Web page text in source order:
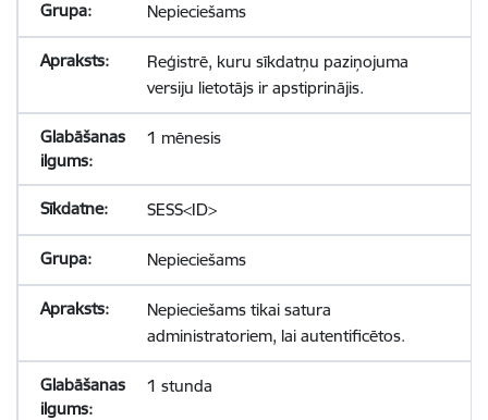
Nepieciešams
Reģistrē, kuru sīkdatņu paziņojuma
versiju lietotājs ir apstiprinājis.
1 mēnesis
SESS<ID>
Nepieciešams
Nepieciešams tikai satura
administratoriem, lai autentificētos.
1 stunda